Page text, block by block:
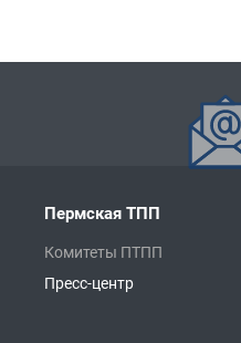
Пермская ТПП
Комитеты ПТПП
Пресс-центр